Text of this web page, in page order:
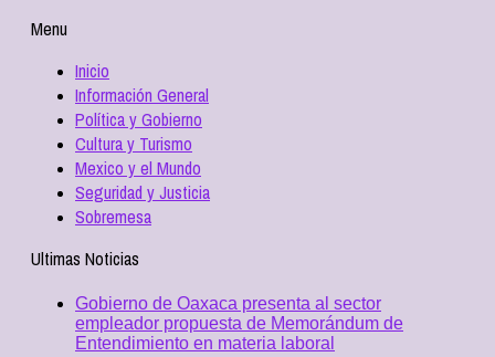
Menu
Inicio
Información General
Política y Gobierno
Cultura y Turismo
Mexico y el Mundo
Seguridad y Justicia
Sobremesa
Ultimas Noticias
Gobierno de Oaxaca presenta al sector
empleador propuesta de Memorándum de
Entendimiento en materia laboral